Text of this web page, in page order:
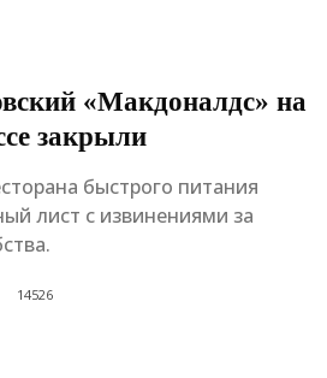
«Макдоналдс» на
закрыли
быстрого питания
лист с извинениями за
14526